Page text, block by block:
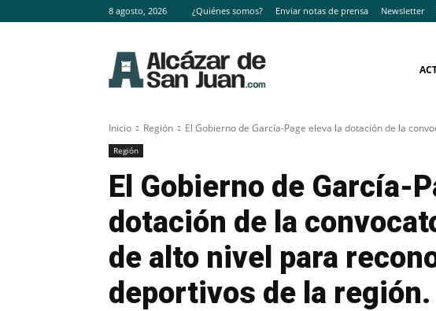
8 agosto, 2026 ¿Quiénes somos? Enviar notas de prensa Newsletter
Inicio Región El Gobierno de García-Page eleva la dotación de la
Región
El Gobierno de García-
dotación de la
de alto nivel para
deportivos de la región.